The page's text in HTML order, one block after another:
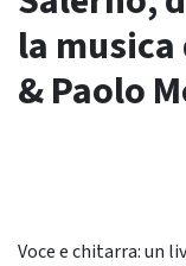
la musica
& Paolo
Voce e chitarra: un